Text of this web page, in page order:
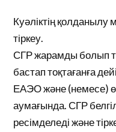
Куәліктің қолданылу
тіркеу.
СГР жарамды болып
бастап тоқтағанға
ЕАЭО және (немесе)
аумағында. СГР
ресімделеді және